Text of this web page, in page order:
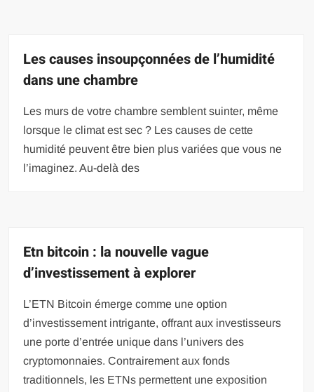
Les causes insoupçonnées de l’humidité
dans une chambre
Les murs de votre chambre semblent suinter, même
lorsque le climat est sec ? Les causes de cette
humidité peuvent être bien plus variées que vous ne
l’imaginez. Au-delà des
Etn bitcoin : la nouvelle vague
d’investissement à explorer
L’ETN Bitcoin émerge comme une option
d’investissement intrigante, offrant aux investisseurs
une porte d’entrée unique dans l’univers des
cryptomonnaies. Contrairement aux fonds
traditionnels, les ETNs permettent une exposition